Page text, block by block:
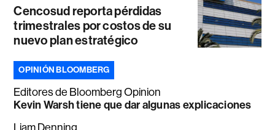
Cencosud reporta pérdidas
trimestrales por costos de su
nuevo plan estratégico
OPINIÓN BLOOMBERG
Editores de Bloomberg Opinion
Kevin Warsh tiene que dar algunas explicaciones
Liam Denning